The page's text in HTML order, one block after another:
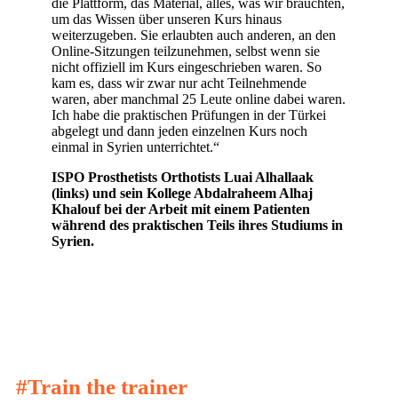
die Plattform, das Material, alles, was wir brauchten,
um das Wissen über unseren Kurs hinaus
weiterzugeben. Sie erlaubten auch anderen, an den
Online-Sitzungen teilzunehmen, selbst wenn sie
nicht offiziell im Kurs eingeschrieben waren. So
kam es, dass wir zwar nur acht Teilnehmende
waren, aber manchmal 25 Leute online dabei waren.
Ich habe die praktischen Prüfungen in der Türkei
abgelegt und dann jeden einzelnen Kurs noch
einmal in Syrien unterrichtet.“
ISPO Prosthetists Orthotists Luai Alhallaak
(links) und sein Kollege Abdalraheem Alhaj
Khalouf bei der Arbeit mit einem Patienten
während des praktischen Teils ihres Studiums in
Syrien.
#Train the trainer